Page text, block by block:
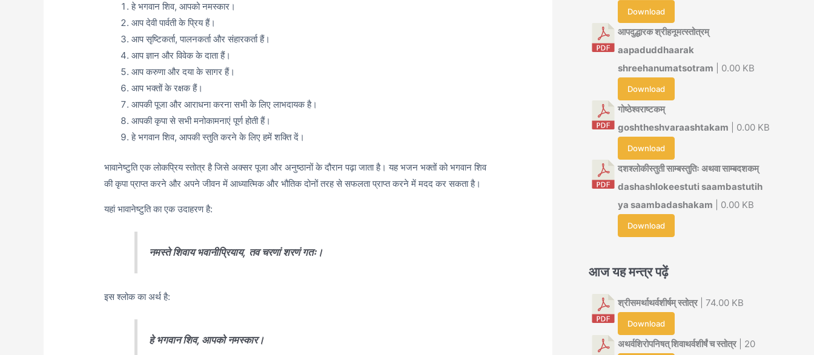
हे भगवान शिव, आपको नमस्कार।
आप देवी पार्वती के प्रिय हैं।
आप सृष्टिकर्ता, पालनकर्ता और संहारकर्ता हैं।
आप ज्ञान और विवेक के दाता हैं।
आप करुणा और दया के सागर हैं।
आप भक्तों के रक्षक हैं।
आपकी पूजा और आराधना करना सभी के लिए लाभदायक है।
आपकी कृपा से सभी मनोकामनाएं पूर्ण होती हैं।
हे भगवान शिव, आपकी स्तुति करने के लिए हमें शक्ति दें।
भावानेष्टुति एक लोकप्रिय स्तोत्र है जिसे अक्सर पूजा और अनुष्ठानों के दौरान पढ़ा जाता है। यह भजन भक्तों को भगवान शिव
की कृपा प्राप्त करने और अपने जीवन में आध्यात्मिक और भौतिक दोनों तरह से सफलता प्राप्त करने में मदद कर सकता है।
यहां भावानेष्टुति का एक उदाहरण है:
नमस्ते शिवाय भवानीप्रियाय, तव चरणां शरणं गतः।
इस श्लोक का अर्थ है:
हे भगवान शिव, आपको नमस्कार।
Download
आपदुद्धारक श्रीहनूमत्स्तोत्रम्
aapaduddhaarak
shreehanumatsotram | 0.00 KB
Download
गोष्ठेश्वराष्टकम्
goshtheshvaraashtakam | 0.00 KB
Download
दशश्लोकीस्तुती साम्बस्तुतिः अथवा साम्बदशकम्
dashashlokeestuti saambastutih
ya saambadashakam | 0.00 KB
Download
आज यह मन्त्र पढ़ें
श्रीसमर्थाथर्वशीर्षम् स्तोत्र| 74.00 KB
Download
अथर्वशिरोपनिषत् शिवाथर्वशीर्षं च स्तोत्र| 20